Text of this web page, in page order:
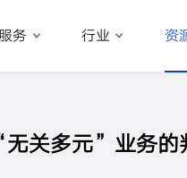
服务 行业 资
关多元”业务的